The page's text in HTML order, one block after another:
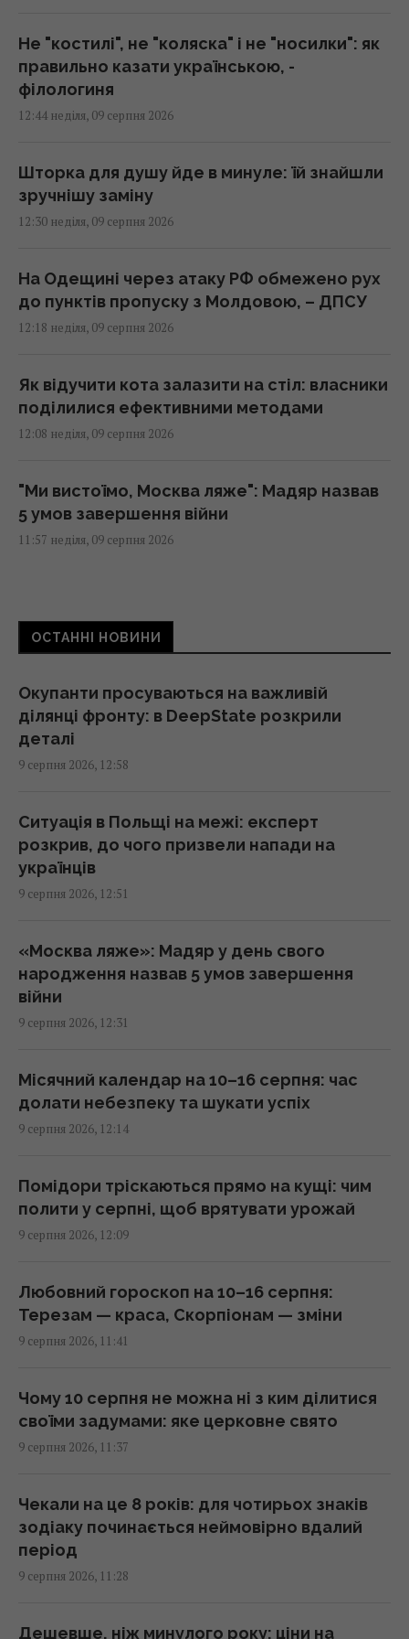
Не "костилі", не "коляска" і не "носилки": як
правильно казати українською, -
філологиня
12:44 неділя, 09 серпня 2026
Шторка для душу йде в минуле: їй знайшли
зручнішу заміну
12:30 неділя, 09 серпня 2026
На Одещині через атаку РФ обмежено рух
до пунктів пропуску з Молдовою, – ДПСУ
12:18 неділя, 09 серпня 2026
Як відучити кота залазити на стіл: власники
поділилися ефективними методами
12:08 неділя, 09 серпня 2026
"Ми вистоїмо, Москва ляже": Мадяр назвав
5 умов завершення війни
11:57 неділя, 09 серпня 2026
якої 8 серпня били по Україні, - Мадяр
11:43 неділя, 09 серпня 2026
Дві океанічні аномалії можуть вплинути на
зиму 2026–2027 років у Європі
11:40 неділя, 09 серпня 2026
рекордом - він уже став головним хітом
2026 року
11:38 неділя, 09 серпня 2026
180 градусів дуже скоро
11:25 неділя, 09 серпня 2026
11:24 неділя, 09 серпня 2026
11:16 неділя, 09 серпня 2026
11:12 неділя, 09 серпня 2026
11:06 неділя, 09 серпня 2026
11:02 неділя, 09 серпня 2026
Фінляндія не передаватиме Україні ракети
10:49 неділя, 09 серпня 2026
ОСТАННІ НОВИНИ
Окупанти просуваються на важливій
ділянці фронту: в DeepState розкрили
деталі
9 серпня 2026, 12:58
Ситуація в Польщі на межі: експерт
розкрив, до чого призвели напади на
українців
9 серпня 2026, 12:51
«Москва ляже»: Мадяр у день свого
народження назвав 5 умов завершення
війни
9 серпня 2026, 12:31
Місячний календар на 10–16 серпня: час
долати небезпеку та шукати успіх
9 серпня 2026, 12:14
Помідори тріскаються прямо на кущі: чим
полити у серпні, щоб врятувати урожай
9 серпня 2026, 12:09
Любовний гороскоп на 10–16 серпня:
Терезам — краса, Скорпіонам — зміни
9 серпня 2026, 11:41
Чому 10 серпня не можна ні з ким ділитися
своїми задумами: яке церковне свято
9 серпня 2026, 11:37
Чекали на це 8 років: для чотирьох знаків
зодіаку починається неймовірно вдалий
період
9 серпня 2026, 11:28
Дешевше, ніж минулого року: ціни на